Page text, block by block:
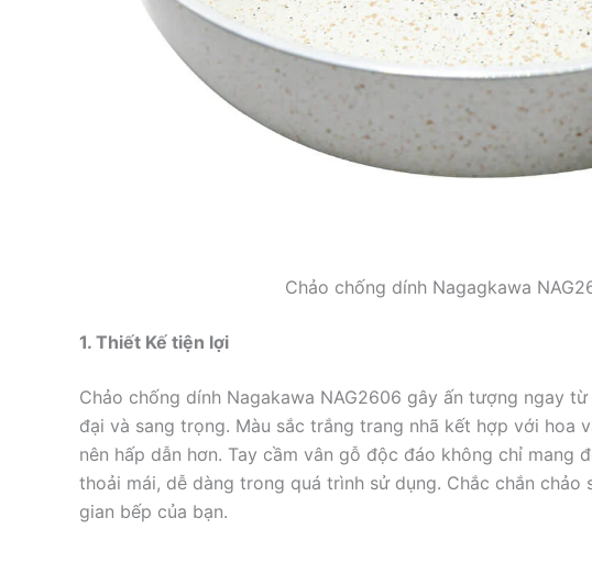
Chảo chống dính Nagagkawa
1. Thiết Kế tiện lợi
Chảo chống dính Nagakawa NAG2606 gây ấn tượng ngay
đại và sang trọng. Màu sắc trắng trang nhã kết hợp với hoa
nên hấp dẫn hơn. Tay cầm vân gỗ độc đáo không chỉ mang
thoải mái, dễ dàng trong quá trình sử dụng. Chắc chắn
gian bếp của bạn.